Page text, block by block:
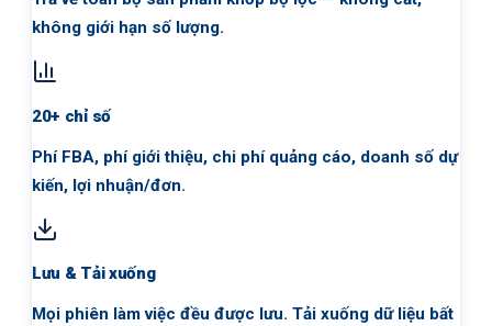
không giới hạn số lượng.
20+ chỉ số
Phí FBA, phí giới thiệu, chi phí quảng cáo, doanh số dự
kiến, lợi nhuận/đơn.
Lưu & Tải xuống
Mọi phiên làm việc đều được lưu. Tải xuống dữ liệu bất